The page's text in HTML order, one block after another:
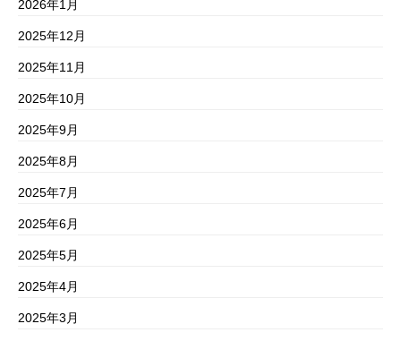
2026年1月
2025年12月
2025年11月
2025年10月
2025年9月
2025年8月
2025年7月
2025年6月
2025年5月
2025年4月
2025年3月